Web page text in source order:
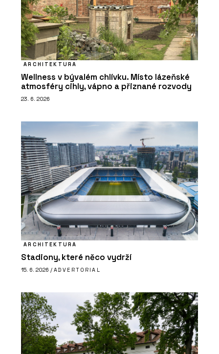
ARCHITEKTURA
Wellness v bývalém chlívku. Místo lázeňské
atmosféry cihly, vápno a přiznané rozvody
23. 6. 2026
ARCHITEKTURA
Stadiony, které něco vydrží
15. 6. 2026 / ADVERTORIAL